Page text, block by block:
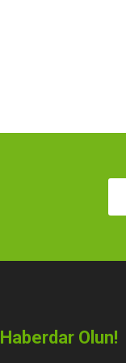
Haberdar Olun!